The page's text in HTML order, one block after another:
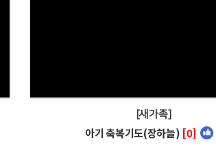
[새가족]
아기 축복기도(장하늘) [0]